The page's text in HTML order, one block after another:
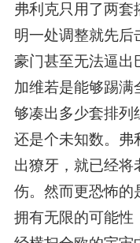
弗利克只用了两套
明一处调整就先后
豪门甚至无法逼出
加维若是能够踢满
够凑出多少套排列
还是个未知数。弗
出獠牙，就已经将
伤。然而更恐怖的
拥有无限的可能性